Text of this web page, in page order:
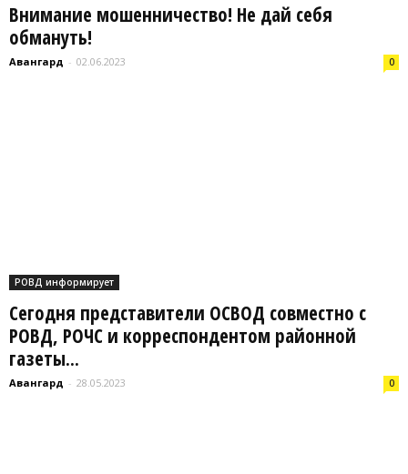
Внимание мошенничество! Не дай себя
обмануть!
Авангард - 02.06.2023 0
РОВД информирует
Сегодня представители ОСВОД совместно с
РОВД, РОЧС и корреспондентом районной
газеты...
Авангард - 28.05.2023 0